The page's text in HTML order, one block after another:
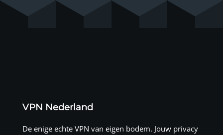
VPN Nederland
De enige echte VPN van eigen bodem. Jouw privacy